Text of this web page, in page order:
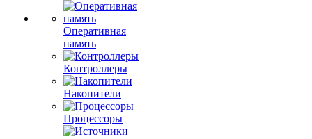
Оперативная
память
Контроллеры
Накопители
Процессоры